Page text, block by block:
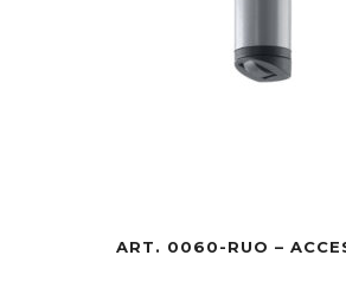
ART. 0060-RUO –